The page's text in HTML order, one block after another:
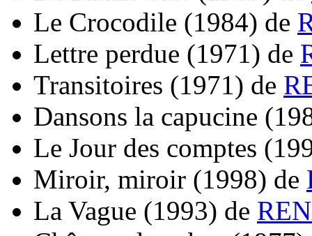
Le Crocodile (1984) de
Lettre perdue (1971) de
Transitoires (1971) de
Dansons la capucine
Le Jour des comptes
Miroir, miroir (1998) de
La Vague (1993) de